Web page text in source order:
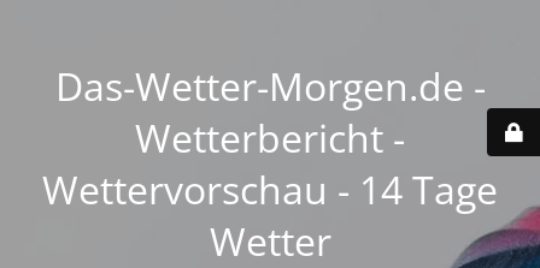
Das-Wetter-Morgen.de -
Wetterbericht -
Wettervorschau - 14 Tage
Wetter